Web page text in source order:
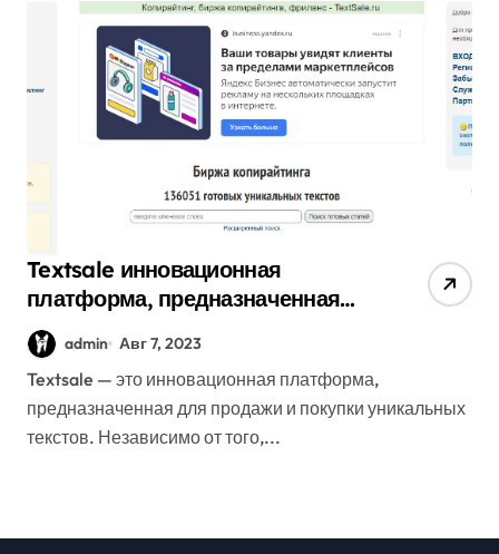
Textsale инновационная
платформа, предназначенная
для продажи и покупки
уникальных текстов.
admin Авг 7, 2023
Textsale — это инновационная платформа,
предназначенная для продажи и покупки уникальных
текстов. Независимо от того,...